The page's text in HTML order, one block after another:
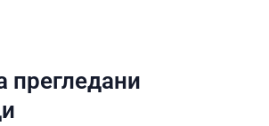
прегледани